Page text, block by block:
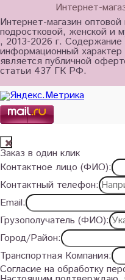
Интернет-
Интернет-магазин
подростковой, женской и
, 2013-2026 г. Содержание
информационный характер
является публичной
статьи 437 ГК РФ.
Заказ в один клик
Контактное лицо (ФИО):
Контактный телефон:
Email:
Грузополучатель (ФИО):
Город/Район:
Транспортная Компания:
Согласие на обработку